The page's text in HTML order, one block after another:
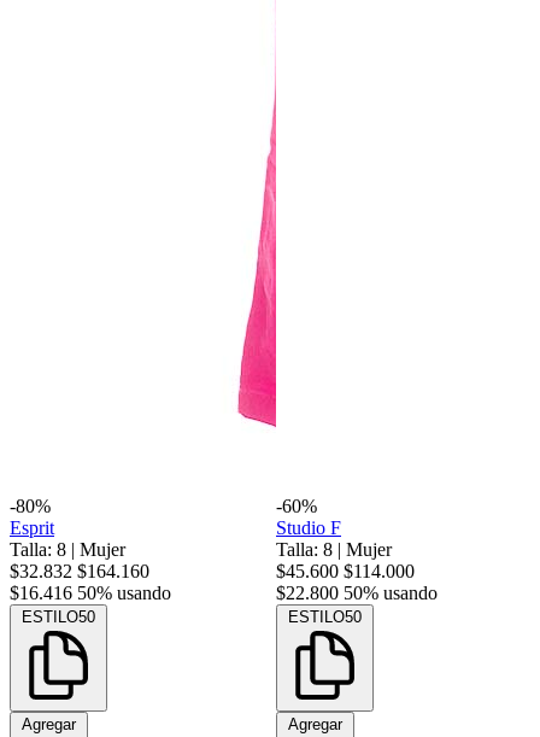
-80%
Esprit
Talla: 8 | Mujer
$32.832 $164.160
$16.416 50% usando
ESTILO50
Agregar
-60%
Studio F
Talla: 8 | Mujer
$45.600 $114.000
$22.800 50% usando
ESTILO50
Agregar